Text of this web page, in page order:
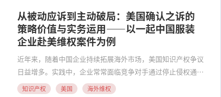
从被动应诉到主动破局：美国确认之诉的
策略价值与实务运用——以一起中国服装
企业赴美维权案件为例
近年来，随着中国企业持续拓展海外市场，美国知识产权争议
日益增多。实践中，企业常常面临竞争对手通过停止侵权通知
函（Cease and Desist Letter）、DMCA通知、销售平台知识
知识产权 美国 海外维权